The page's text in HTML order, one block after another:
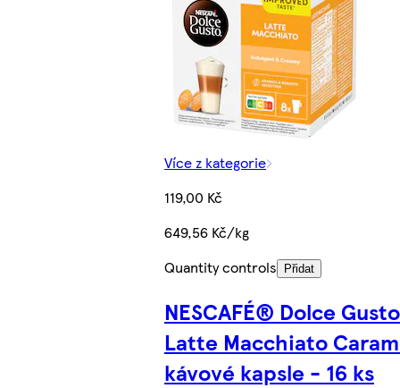
Více z kategorie
119,00 Kč
649,56 Kč/kg
Quantity controls
Přidat
NESCAFÉ® Dolce
Latte Macchiato
kávové kapsle - 16 ks